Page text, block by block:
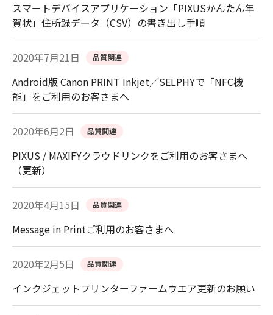
スマートデバイスアプリケーション「PIXUSかんたん年
賀状」住所録データ（CSV）の書き出し手順
2020年7月21日 品質関連
Android版 Canon PRINT Inkjet／SELPHYで「NFC機
能」をご利用のお客さまへ
2020年6月2日 品質関連
PIXUS / MAXIFYクラウドリンクをご利用のお客さまへ
（更新）
2020年4月15日 品質関連
Message in Printご利用のお客さまへ
2020年2月5日 品質関連
インクジェットプリンターファームウエア更新のお願い